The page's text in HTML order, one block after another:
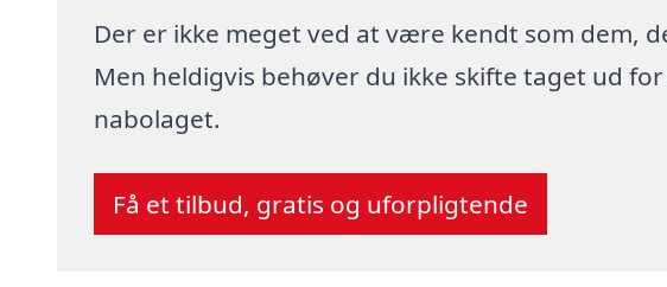
Der er ikke meget ved at være kendt som dem,
Men heldigvis behøver du ikke skifte taget ud
nabolaget.
Få et tilbud, gratis og uforpligtende